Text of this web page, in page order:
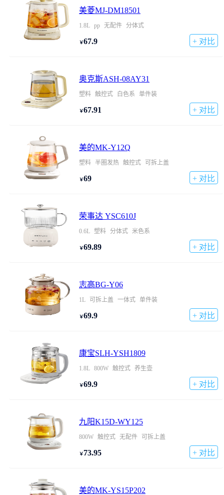
美菱MJ-DM18501
1.8L pp 无配件 分体式
￥67.9 + 对比
奥克斯ASH-08AY31
塑料 触控式 白色系 单件装
￥67.91 + 对比
美的MK-Y12Q
塑料 半圈发热 触控式 可拆上盖
￥69 + 对比
荣事达 YSC610J
0.6L 塑料 分体式 米色系
￥69.89 + 对比
志高BG-Y06
1L 可拆上盖 一体式 单件装
￥69.9 + 对比
康宝SLH-YSH1809
1.8L 800W 触控式 养生壶
￥69.9 + 对比
九阳K15D-WY125
800W 触控式 无配件 可拆上盖
￥ 73.95 + 对比
美的MK-YS15P202